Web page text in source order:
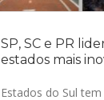
SP, SC e PR
estados mais
Estados do Sul